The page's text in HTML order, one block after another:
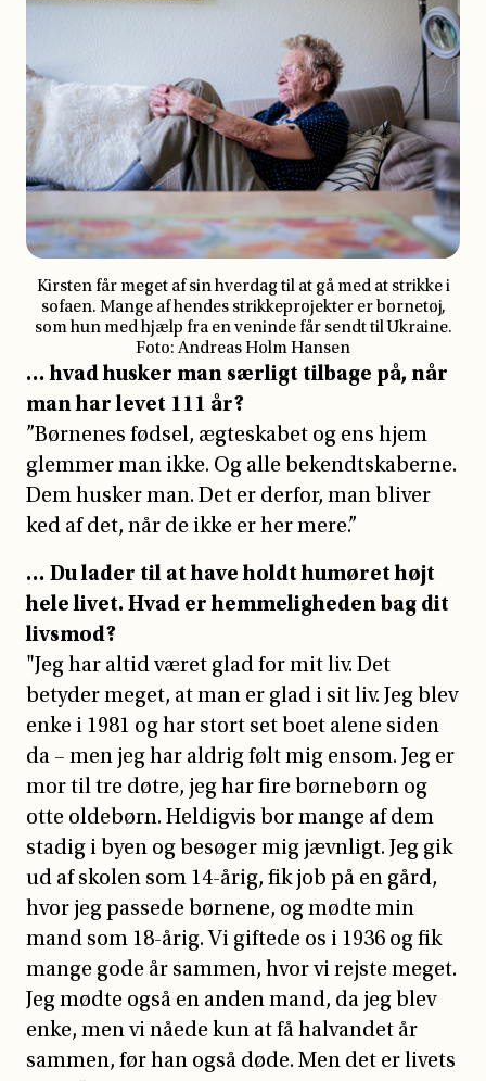
… hvad husker man særligt tilbage på, når
man har levet 111 år?
”Børnenes fødsel, ægteskabet og ens hjem
glemmer man ikke. Og alle bekendtskaberne.
Dem husker man. Det er derfor, man bliver
ked af det, når de ikke er her mere.”
… Du lader til at have holdt humøret højt
hele livet. Hvad er hemmeligheden bag dit
livsmod?
"Jeg har altid været glad for mit liv. Det
betyder meget, at man er glad i sit liv. Jeg blev
enke i 1981 og har stort set boet alene siden
da – men jeg har aldrig følt mig ensom. Jeg er
mor til tre døtre, jeg har fire børnebørn og
otte oldebørn. Heldigvis bor mange af dem
stadig i byen og besøger mig jævnligt. Jeg gik
ud af skolen som 14-årig, fik job på en gård,
hvor jeg passede børnene, og mødte min
mand som 18-årig. Vi giftede os i 1936 og fik
mange gode år sammen, hvor vi rejste meget.
Jeg mødte også en anden mand, da jeg blev
enke, men vi nåede kun at få halvandet år
sammen, før han også døde. Men det er livets